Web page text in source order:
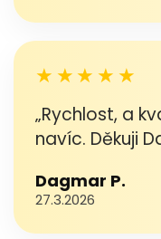
★★★★★
„Rychlost, a
navíc. Děkuji
Dagmar P.
27.3.2026